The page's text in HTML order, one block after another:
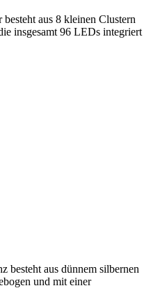
aus 8 kleinen Clustern
insgesamt 96 LEDs integriert
besteht aus dünnem silbernen
und mit einer